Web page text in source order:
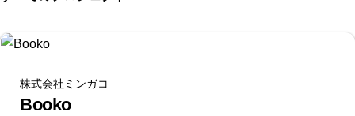
株式会社ミンガコ
Booko